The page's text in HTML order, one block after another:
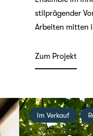
stilprägender
Arbeiten mitten
Zum Projekt
Im Verkauf